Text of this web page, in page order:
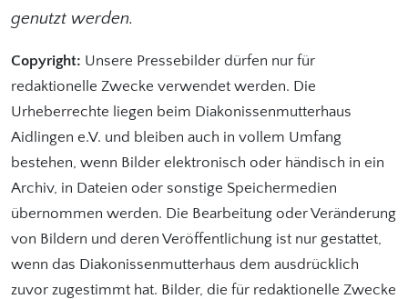
genutzt werden.
Copyright: Unsere Pressebilder dürfen nur für
redaktionelle Zwecke verwendet werden. Die
Urheberrechte liegen beim Diakonissenmutterhaus
Aidlingen e.V. und bleiben auch in vollem Umfang
bestehen, wenn Bilder elektronisch oder händisch in ein
Archiv, in Dateien oder sonstige Speichermedien
übernommen werden. Die Bearbeitung oder Veränderung
von Bildern und deren Veröffentlichung ist nur gestattet,
wenn das Diakonissenmutterhaus dem ausdrücklich
zuvor zugestimmt hat. Bilder, die für redaktionelle Zwecke